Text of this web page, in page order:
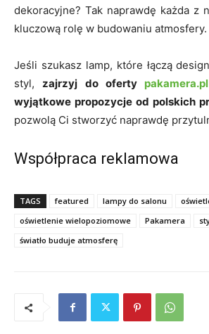
dekoracyjne? Tak naprawdę każda z
kluczową rolę w budowaniu atmosfery.
Jeśli szukasz lamp, które łączą
styl,zajrzyj do oferty pakamera.pl
wyjątkowe propozycje od polskich
pozwolą Ci stworzyć naprawdę
Współpraca reklamowa
TAGS featured lampy do salonu
oświetlenie wielopoziomowe
Pakamera
światło buduje atmosferę